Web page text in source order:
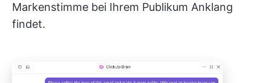
Markenstimme bei Ihrem Publikum Anklang
findet.